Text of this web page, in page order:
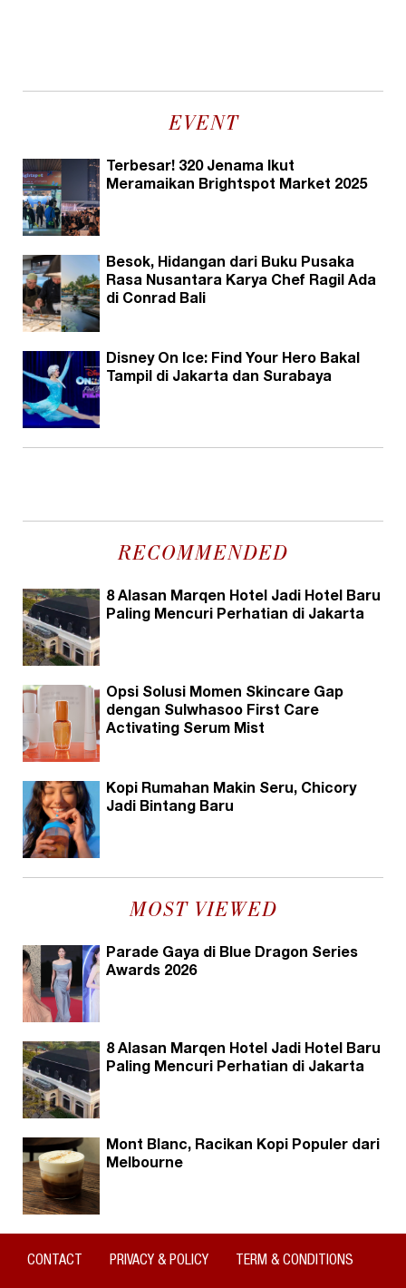
EVENT
Terbesar! 320 Jenama Ikut
Meramaikan Brightspot Market 2025
Besok, Hidangan dari Buku Pusaka
Rasa Nusantara Karya Chef Ragil Ada
di Conrad Bali
Disney On Ice: Find Your Hero Bakal
Tampil di Jakarta dan Surabaya
RECOMMENDED
8 Alasan Marqen Hotel Jadi Hotel Baru
Paling Mencuri Perhatian di Jakarta
Opsi Solusi Momen Skincare Gap
dengan Sulwhasoo First Care
Activating Serum Mist
Kopi Rumahan Makin Seru, Chicory
Jadi Bintang Baru
MOST VIEWED
Parade Gaya di Blue Dragon Series
Awards 2026
8 Alasan Marqen Hotel Jadi Hotel Baru
Paling Mencuri Perhatian di Jakarta
Mont Blanc, Racikan Kopi Populer dari
Melbourne
CONTACT PRIVACY & POLICY TERM & CONDITIONS